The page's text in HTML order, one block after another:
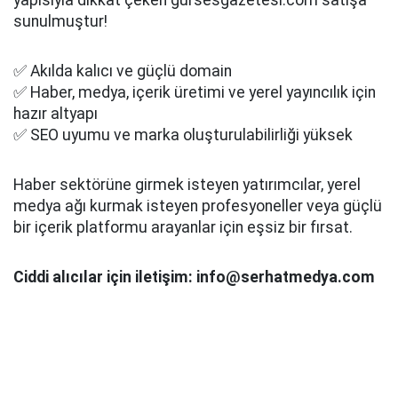
sunulmuştur!
✅ Akılda kalıcı ve güçlü domain
✅ Haber, medya, içerik üretimi ve yerel yayıncılık için
hazır altyapı
✅ SEO uyumu ve marka oluşturulabilirliği yüksek
Haber sektörüne girmek isteyen yatırımcılar, yerel
medya ağı kurmak isteyen profesyoneller veya güçlü
bir içerik platformu arayanlar için eşsiz bir fırsat.
Ciddi alıcılar için iletişim: info@serhatmedya.com